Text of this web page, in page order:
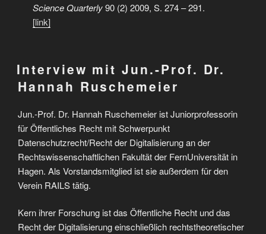
Science Quarterly90 (2) 2009, S. 274 – 291.
[link]
Interview mit Jun.-Prof. Dr.
Hannah Ruschemeier
Jun.-Prof. Dr. Hannah Ruschemeier ist Juniorprofessorin
für Öffentliches Recht mit Schwerpunkt
Datenschutzrecht/Recht der Digitalisierung an der
Rechtswissenschaftlichen Fakultät der FernUniversität in
Hagen. Als Vorstandsmitglied ist sie außerdem für den
Verein RAILS tätig.
Kern ihrer Forschung ist das Öffentliche Recht und das
Recht der Digitalisierung einschließlich rechtstheoretischer